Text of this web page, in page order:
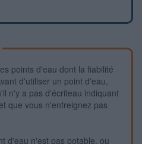
points d'eau dont la fiabilité
d'utiliser un point d'eau,
n'y a pas d'écriteau indiquant
que vous n'enfreignez pas
d'eau n'est pas potable, ou